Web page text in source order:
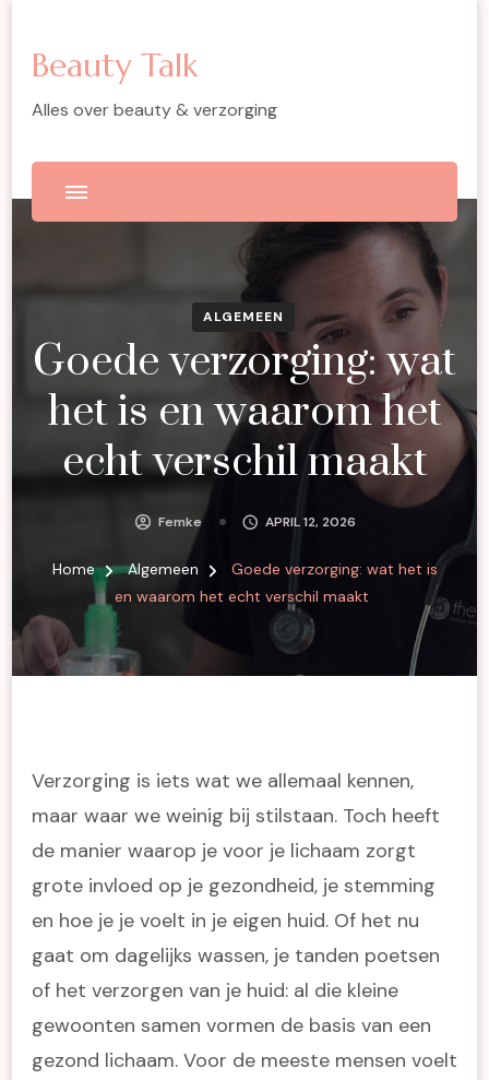
Beauty Talk
Alles over beauty & verzorging
ALGEMEEN
Goede verzorging: wat
het is en waarom het
echt verschil maakt
Femke APRIL 12, 2026
Home Algemeen
Goede verzorging: wat het is
en waarom het echt verschil maakt
Verzorging is iets wat we allemaal kennen,
maar waar we weinig bij stilstaan. Toch heeft
de manier waarop je voor je lichaam zorgt
grote invloed op je gezondheid, je stemming
en hoe je je voelt in je eigen huid. Of het nu
gaat om dagelijks wassen, je tanden poetsen
of het verzorgen van je huid: al die kleine
gewoonten samen vormen de basis van een
gezond lichaam. Voor de meeste mensen voelt